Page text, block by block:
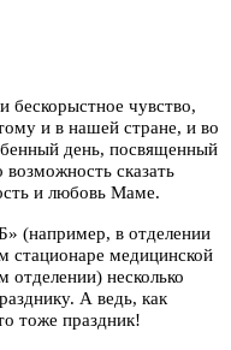
бескорыстное чувство,
и в нашей стране, и во
день, посвященный
сказать
и любовь Маме.
(например, в отделении
стационаре медицинской
отделении) несколько
А ведь, как
тоже праздник!